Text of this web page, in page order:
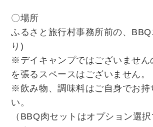
〇場所
ふるさと旅行村事務所前の、
り)
※デイキャンプではございません
を張るスペースはございません。
※飲み物、調味料はご自身でお持
い。
（BBQ肉セットはオプション選